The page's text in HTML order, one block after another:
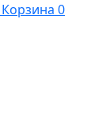
Корзина 0